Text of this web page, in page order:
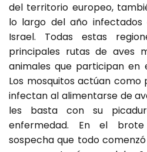
del territorio europeo,
lo largo del año infectados
Israel. Todas estas
principales rutas de aves
animales que participan en
Los mosquitos actúan como
infectan al alimentarse de
les basta con su
enfermedad. En el
sospecha que todo